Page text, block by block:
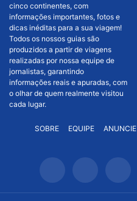
cinco continentes, com
informações importantes, fotos e
dicas inéditas para a sua viagem!
Todos os nossos guias são
produzidos a partir de viagens
realizadas por nossa equipe de
jornalistas, garantindo
informações reais e apuradas, com
o olhar de quem realmente visitou
cada lugar.
SOBRE EQUIPE ANUNCIE